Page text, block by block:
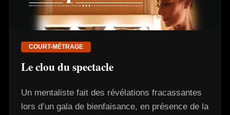
COURT-MÉTRAGE
Le clou du spectacle
Un mentaliste fait des révélations fracassantes
lors d’un gala de bienfaisance, en présence de la